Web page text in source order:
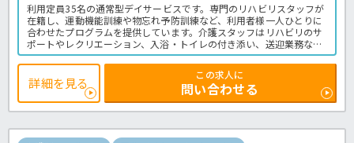
利用定員35名の通常型デイサービスです。専門のリハビリスタッフが
在籍し、運動機能訓練や物忘れ予防訓練など、利用者様一人ひとりに
合わせたプログラムを提供しています。介護スタッフはリハビリのサ
ポートやレクリエーション、入浴・トイレの付き添い、送迎業務など
を担当します。オムツ交換はほとんどなく、比較的お元気な利用者様
が多いことも特徴です。利用者様とのコミュニケーションを大切にし
ながら働きたい方におすすめの環境です。勤務時間や曜日も相談でき
るため、ご家庭やプライベートと両立しながら長く働きたい方もぜひ
ご検討ください。デイサービスの介護業務全般です。〈介護職 パー
ト デイサービスの求人〉
詳細を見る
この求人に
問い合わせる